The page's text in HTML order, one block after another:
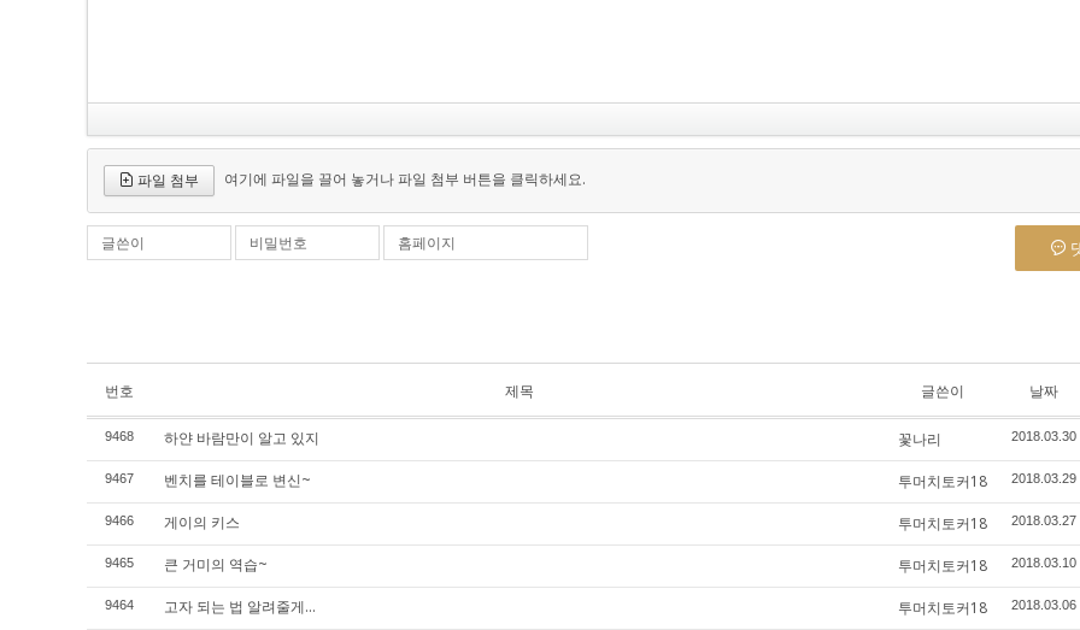
파일 첨부 여기에 파일을 끌어 놓거나 파일 첨부 버튼을 클릭하세요.
글쓴이 비밀번호 홈페이지
번호 제목 글쓴이 날짜
9468 하얀 바람만이 알고 있지 꽃나리 2018.03.30
9467 벤치를 테이블로 변신~ 투머치토커18 2018.03.29
9466 게이의 키스 투머치토커18 2018.03.27
9465 큰 거미의 역습~ 투머치토커18 2018.03.10
9464 고자 되는 법 알려줄게... 투머치토커18 2018.03.06